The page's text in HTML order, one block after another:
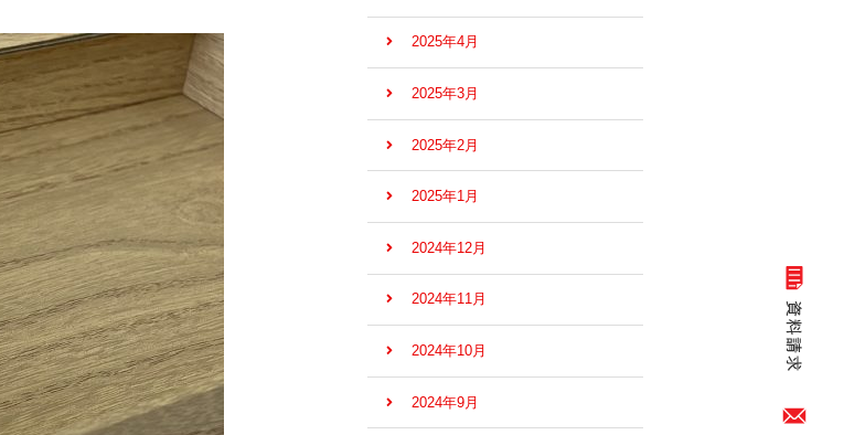
2025年4月
2025年3月
2025年2月
2025年1月
2024年12月
2024年11月
2024年10月
2024年9月